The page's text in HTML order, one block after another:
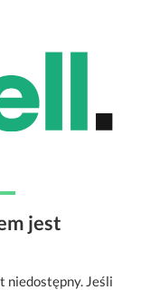
jest
niedostępny. Jeśli